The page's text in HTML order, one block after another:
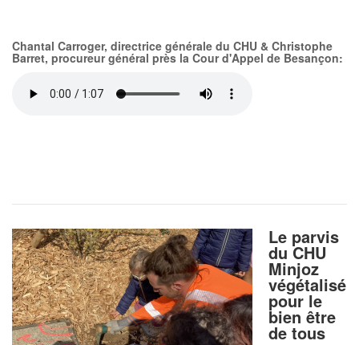
Chantal Carroger, directrice générale du CHU & Christophe
Barret, procureur général près la Cour d'Appel de Besançon:
Le parvis
du CHU
Minjoz
végétalisé
pour le
bien être
de tous